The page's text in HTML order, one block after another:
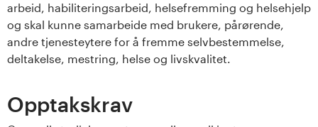
arbeid, habiliteringsarbeid, helsefremming og helsehjelp
og skal kunne samarbeide med brukere, pårørende,
andre tjenesteytere for å fremme selvbestemmelse,
deltakelse, mestring, helse og livskvalitet.
Opptakskrav